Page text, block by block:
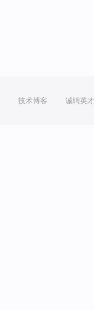
技术博客 诚聘英才